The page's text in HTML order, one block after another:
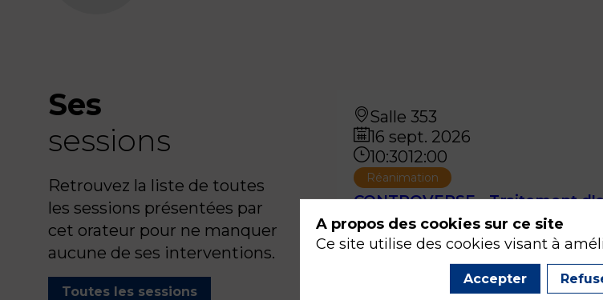
Ses
sessions
Retrouvez la liste de toutes
les sessions présentées par
cet orateur pour ne manquer
aucune de ses interventions.
Toutes les sessions
Salle 353
16 sept. 2026
10:3012:00
Réanimation
CONTROVERSE - Traitement
Intervenant:
Maxime NGUYENBenjamin
Philippe
Description
A propos des cookies sur ce site
Ce site utilise des cookies visant à
Accepter